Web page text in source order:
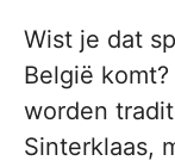
Wist je dat
België
worden
Sinterklaas,